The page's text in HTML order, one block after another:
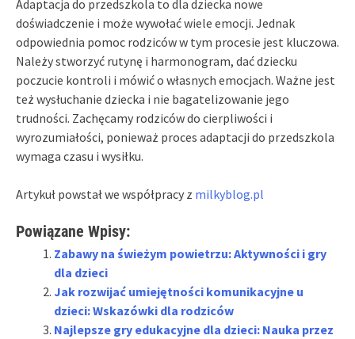
Adaptacja do przedszkola to dla dziecka nowe
doświadczenie i może wywołać wiele emocji. Jednak
odpowiednia pomoc rodziców w tym procesie jest kluczowa.
Należy stworzyć rutynę i harmonogram, dać dziecku
poczucie kontroli i mówić o własnych emocjach. Ważne jest
też wysłuchanie dziecka i nie bagatelizowanie jego
trudności. Zachęcamy rodziców do cierpliwości i
wyrozumiałości, ponieważ proces adaptacji do przedszkola
wymaga czasu i wysiłku.
Artykuł powstał we współpracy z milkyblog.pl
Powiązane Wpisy:
Zabawy na świeżym powietrzu: Aktywności i gry
dla dzieci
Jak rozwijać umiejętności komunikacyjne u
dzieci: Wskazówki dla rodziców
Najlepsze gry edukacyjne dla dzieci: Nauka przez